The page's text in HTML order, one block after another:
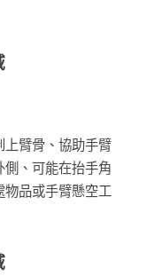
上臂骨、協助手臂
、可能在抬手角
物品或手臂懸空工